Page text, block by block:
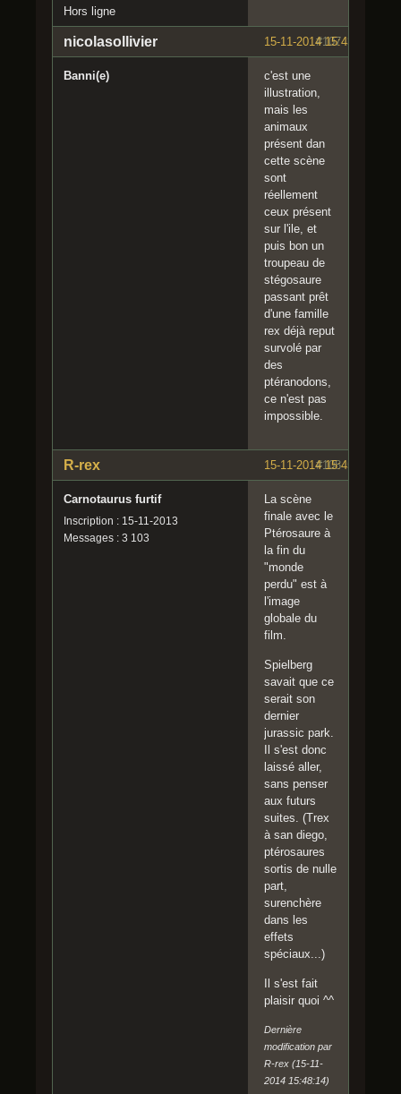
Hors ligne
#107
15-11-2014 15:43:10
nicolasollivier
Banni(e)
c'est une
illustration,
mais les
animaux
présent dan
cette scène
sont
réellement
ceux présent
sur l'ile, et
puis bon un
troupeau de
stégosaure
passant prêt
d'une famille
rex déjà reput
survolé par
des
ptéranodons,
ce n'est pas
impossible.
#108
15-11-2014 15:45:56
R-rex
Carnotaurus furtif
Inscription : 15-11-2013
Messages : 3 103
La scène
finale avec le
Ptérosaure à
la fin du
"monde
perdu" est à
l'image
globale du
film.
Spielberg
savait que ce
serait son
dernier
jurassic park.
Il s'est donc
laissé aller,
sans penser
aux futurs
suites. (Trex
à san diego,
ptérosaures
sortis de nulle
part,
surenchère
dans les
effets
spéciaux...)
Il s'est fait
plaisir quoi ^^
Dernière
modification par
R-rex (15-11-
2014 15:48:14)